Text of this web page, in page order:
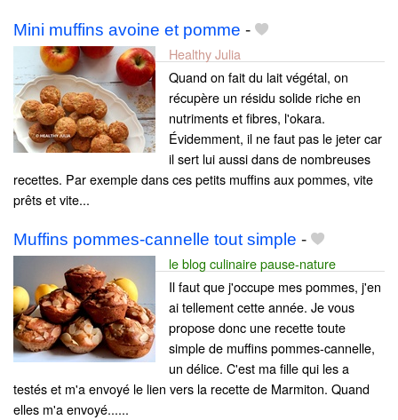
Mini muffins avoine et pomme -
Healthy Julia
Quand on fait du lait végétal, on
récupère un résidu solide riche en
nutriments et fibres, l'okara.
Évidemment, il ne faut pas le jeter car
il sert lui aussi dans de nombreuses
recettes. Par exemple dans ces petits muffins aux pommes, vite
prêts et vite...
Muffins pommes-cannelle tout simple -
le blog culinaire pause-nature
Il faut que j'occupe mes pommes, j'en
ai tellement cette année. Je vous
propose donc une recette toute
simple de muffins pommes-cannelle,
un délice. C'est ma fille qui les a
testés et m'a envoyé le lien vers la recette de Marmiton. Quand
elles m'a envoyé......